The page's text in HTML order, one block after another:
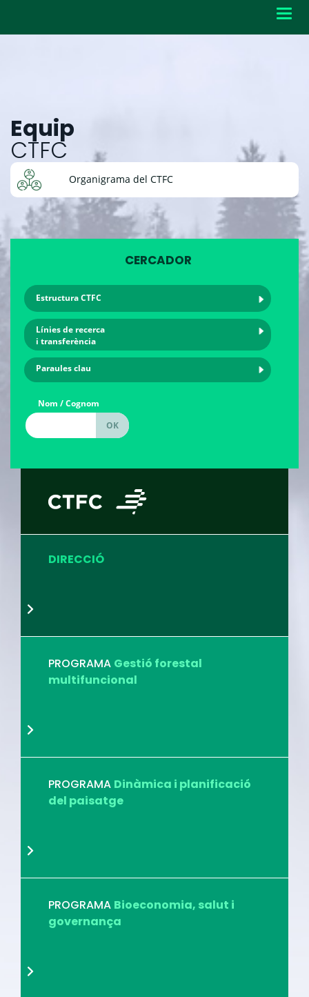
Equip
CTFC
Organigrama del CTFC
CERCADOR
Estructura CTFC
Línies de recerca
i transferència
Paraules clau
Nom / Cognom
DIRECCIÓ
PROGRAMA Gestió forestal
multifuncional
PROGRAMA Dinàmica i planificació
del paisatge
PROGRAMA Bioeconomia, salut i
governança